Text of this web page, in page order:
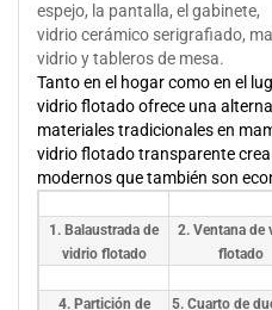
espejo, la pantalla, el gabinete,
vidrio cerámico serigrafiado,
vidrio y tableros de mesa.
Tanto en el hogar como en el
vidrio flotado ofrece una
materiales tradicionales en
vidrio flotado transparente
modernos que también son
1. Balaustrada de
vidrio flotado
2. Ventana de
flotado
4. Partición de
5. Cuarto de